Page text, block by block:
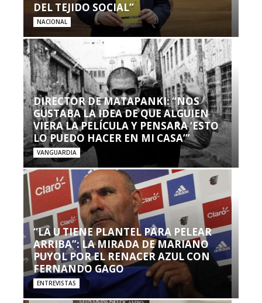
DEL TEJIDO SOCIAL”
NACIONAL
DIRECTOR DE MATAPANKI: “NOS
GUSTABA LA IDEA DE QUE ALGUIEN
VIERA LA PELÍCULA Y PENSARA ‘ESTO
LO PUEDO HACER EN MI CASA’”
VANGUARDIA
“LA U TIENE PLANTEL PARA PELEAR
ARRIBA”: LA MIRADA DE MARIANO
PUYOL POR EL RENACER AZUL CON
FERNANDO GAGO
ENTREVISTAS